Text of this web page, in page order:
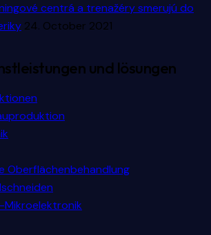
centrá a trenažéry smerujú do
24. October 2021
und lösungen
Oberflächenbehandlung
Mikroelektronik